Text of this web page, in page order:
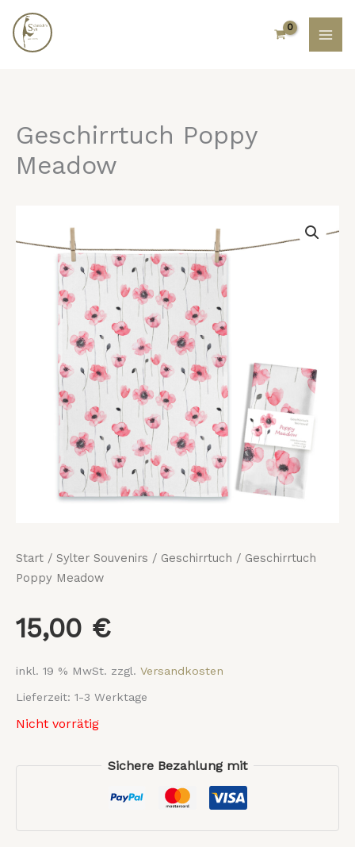
Zum
Inhalt
springen
Geschirrtuch Poppy
Meadow
Start / Sylter Souvenirs / Geschirrtuch / Geschirrtuch
Poppy Meadow
15,00 €
inkl. 19 % MwSt. zzgl. Versandkosten
Lieferzeit: 1-3 Werktage
Nicht vorrätig
Sichere Bezahlung mit